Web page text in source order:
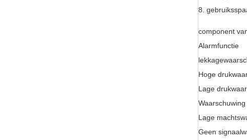
8.
component
Alarmfunctie
Hoge
Lage
Lage
Geen